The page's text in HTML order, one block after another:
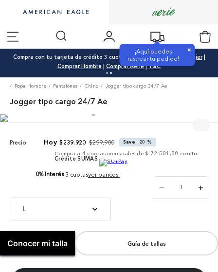
¡Aquí puedes
rastrear tu pedido!
×
Compra con tu tarjeta de crédito 3 cuotas 0% interés |Comprar Mujer|
Comprar Hombre | Comprar Aerie|T&C
Ropa Hombre Pantalones Chino Jogger tipo cargo 24/7 Ae
Jogger tipo cargo 24/7 Ae
Precio: $239. 920 $299.900 Save 20 %
Compra a 4 cuotas mensuales de $ 72.581,80 con tu
Crédito SUMAS
0% Interés 3 cuotasver bancos.
L
＋
－
Conocer mi talla Guía de tallas